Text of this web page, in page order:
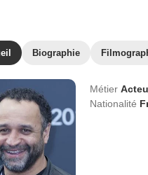
Biographie
Métier
Nationalité